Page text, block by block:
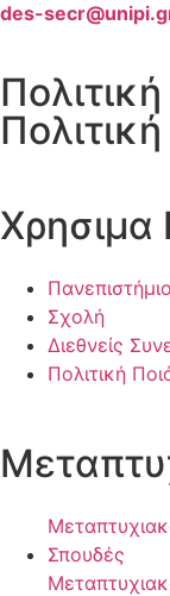
des-
Χρησιμα
Σχολή
Διεθνείς
Πολιτική
Σπουδές